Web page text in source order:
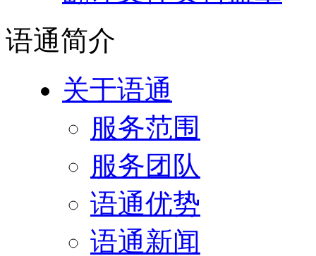
语通简介
关于语通
服务范围
服务团队
语通优势
语通新闻